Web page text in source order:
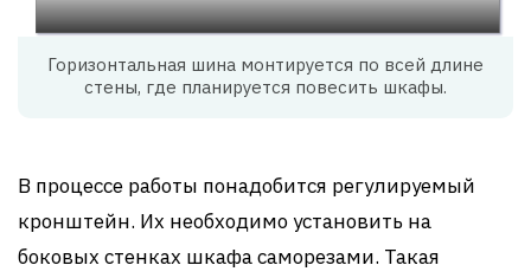
Горизонтальная шина монтируется по всей длине
стены, где планируется повесить шкафы.
В процессе работы понадобится регулируемый
кронштейн. Их необходимо установить на
боковых стенках шкафа саморезами. Такая